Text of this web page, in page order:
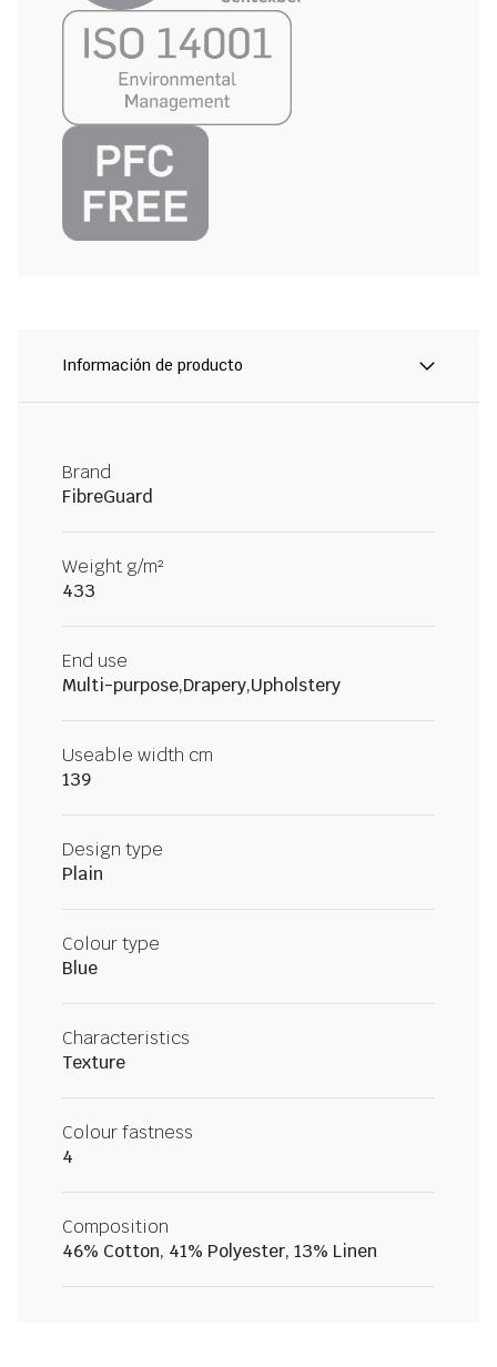
Información de producto
Brand
FibreGuard
Weight g/m²
433
End use
Multi-purpose,Drapery,Upholstery
Useable width cm
139
Design type
Plain
Colour type
Blue
Characteristics
Texture
Colour fastness
4
Composition
46% Cotton, 41% Polyester, 13% Linen